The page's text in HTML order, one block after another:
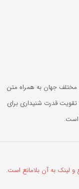
جهان به همراه متن
قدرت شنیداری برای
است.
لینک به آن بلامانع است.